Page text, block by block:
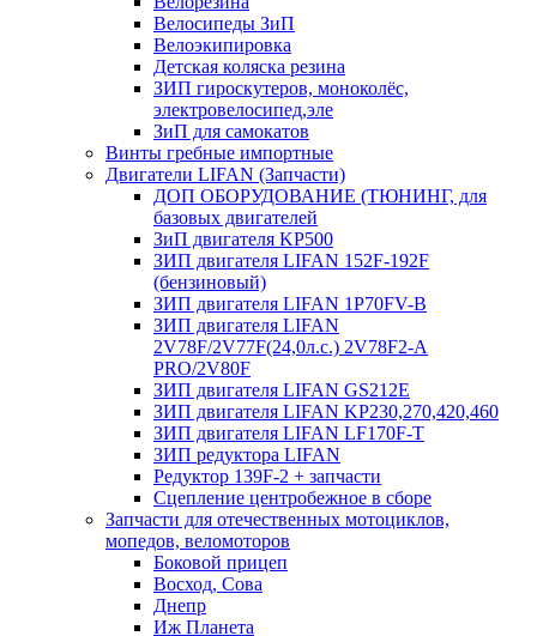
Велосипеды ЗиП
Велоэкипировка
Детская коляска резина
ЗИП гироскутеров, моноколёс,
электровелосипед,эле
ЗиП для самокатов
Винты гребные импортные
Двигатели LIFAN (Запчасти)
ДОП ОБОРУДОВАНИЕ (ТЮНИНГ, для
базовых двигателей
ЗиП двигателя KP500
ЗИП двигателя LIFAN 152F-192F
(бензиновый)
ЗИП двигателя LIFAN 1P70FV-B
ЗИП двигателя LIFAN
2V78F/2V77F(24,0л.с.) 2V78F2-A
PRO/2V80F
ЗИП двигателя LIFAN GS212E
ЗИП двигателя LIFAN KP230,270,420,460
ЗИП двигателя LIFAN LF170F-T
ЗИП редуктора LIFAN
Редуктор 139F-2 + запчасти
Сцепление центробежное в сборе
Запчасти для отечественных мотоциклов,
мопедов, веломоторов
Боковой прицеп
Восход, Сова
Днепр
Иж Планета